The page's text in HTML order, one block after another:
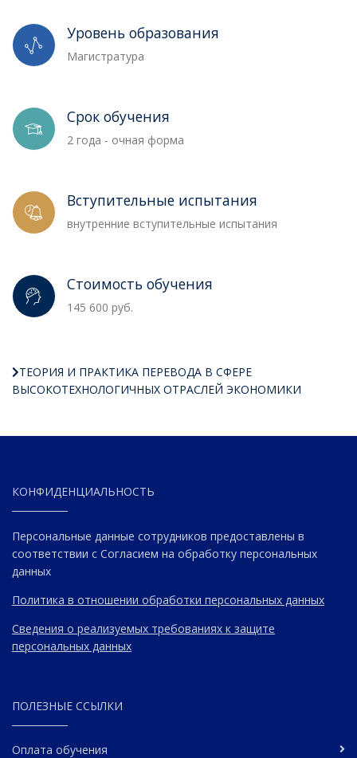
Уровень образования
Магистратура
Срок обучения
2 года - очная форма
Вступительные испытания
внутренние вступительные испытания
Стоимость обучения
145 600 руб.
ТЕОРИЯ И ПРАКТИКА ПЕРЕВОДА В СФЕРЕ
ВЫСОКОТЕХНОЛОГИЧНЫХ ОТРАСЛЕЙ ЭКОНОМИКИ
КОНФИДЕНЦИАЛЬНОСТЬ
Персональные данные сотрудников предоставлены в
соответствии с Согласием на обработку персональных
данных
Политика в отношении обработки персональных данных
Сведения о реализуемых требованиях к защите
персональных данных
ПОЛЕЗНЫЕ ССЫЛКИ
Оплата обучения